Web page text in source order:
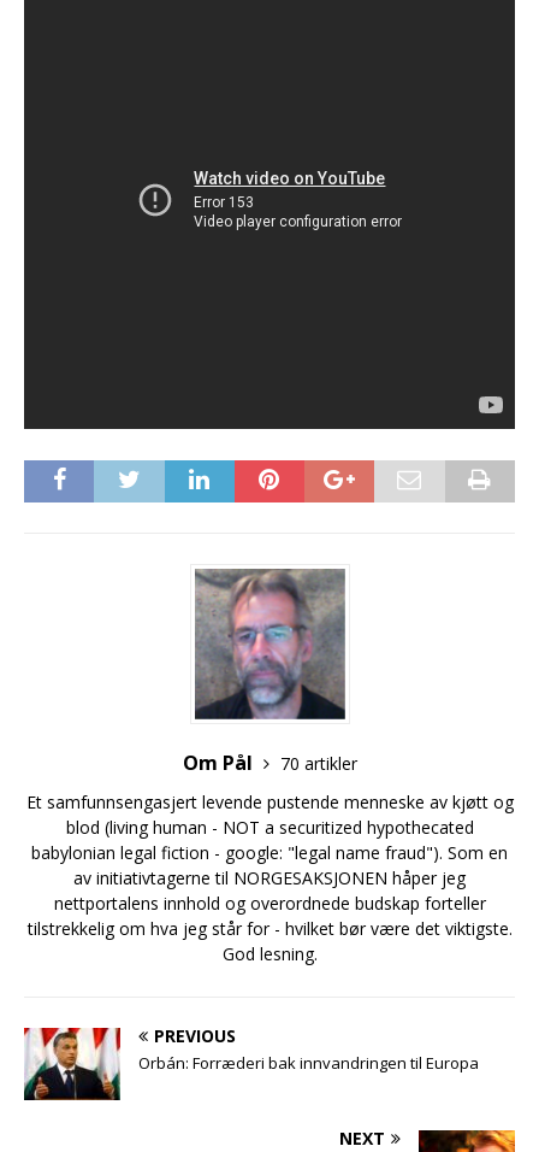
Om Pål
70 artikler
Et samfunnsengasjert levende pustende menneske av kjøtt og
blod (living human - NOT a securitized hypothecated
babylonian legal fiction - google: "legal name fraud"). Som en
av initiativtagerne til NORGESAKSJONEN håper jeg
nettportalens innhold og overordnede budskap forteller
tilstrekkelig om hva jeg står for - hvilket bør være det viktigste.
God lesning.
PREVIOUS
Orbán: Forræderi bak innvandringen til Europa
NEXT